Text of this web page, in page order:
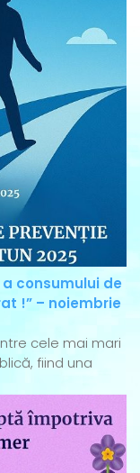
consumului de
!” – noiembrie
cele mai mari
fiind una